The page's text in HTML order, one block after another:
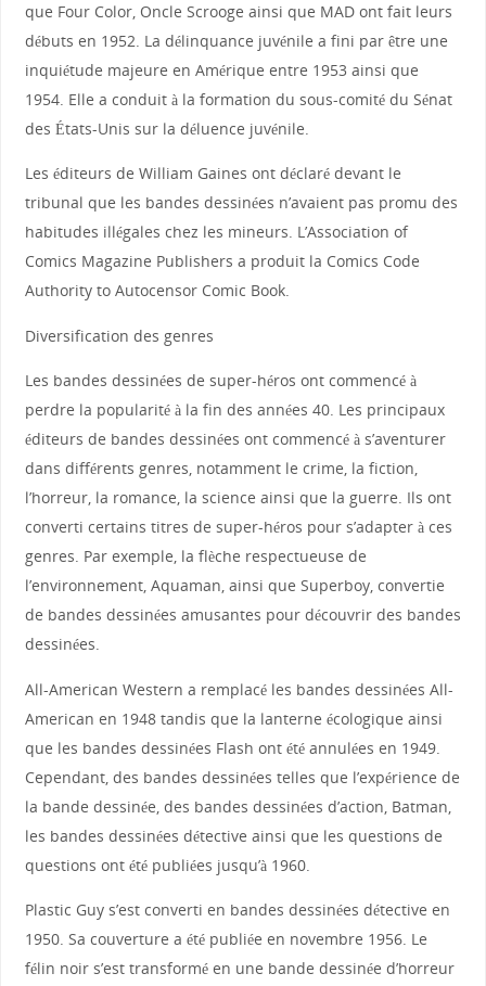
que Four Color, Oncle Scrooge ainsi que MAD ont fait leurs
débuts en 1952. La délinquance juvénile a fini par être une
inquiétude majeure en Amérique entre 1953 ainsi que
1954. Elle a conduit à la formation du sous-comité du Sénat
des États-Unis sur la déluence juvénile.
Les éditeurs de William Gaines ont déclaré devant le
tribunal que les bandes dessinées n’avaient pas promu des
habitudes illégales chez les mineurs. L’Association of
Comics Magazine Publishers a produit la Comics Code
Authority to Autocensor Comic Book.
Diversification des genres
Les bandes dessinées de super-héros ont commencé à
perdre la popularité à la fin des années 40. Les principaux
éditeurs de bandes dessinées ont commencé à s’aventurer
dans différents genres, notamment le crime, la fiction,
l’horreur, la romance, la science ainsi que la guerre. Ils ont
converti certains titres de super-héros pour s’adapter à ces
genres. Par exemple, la flèche respectueuse de
l’environnement, Aquaman, ainsi que Superboy, convertie
de bandes dessinées amusantes pour découvrir des bandes
dessinées.
All-American Western a remplacé les bandes dessinées All-
American en 1948 tandis que la lanterne écologique ainsi
que les bandes dessinées Flash ont été annulées en 1949.
Cependant, des bandes dessinées telles que l’expérience de
la bande dessinée, des bandes dessinées d’action, Batman,
les bandes dessinées détective ainsi que les questions de
questions ont été publiées jusqu’à 1960.
Plastic Guy s’est converti en bandes dessinées détective en
1950. Sa couverture a été publiée en novembre 1956. Le
félin noir s’est transformé en une bande dessinée d’horreur